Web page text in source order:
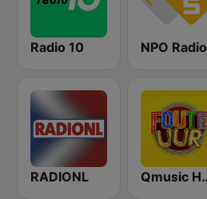
Radio 10
RADIONL